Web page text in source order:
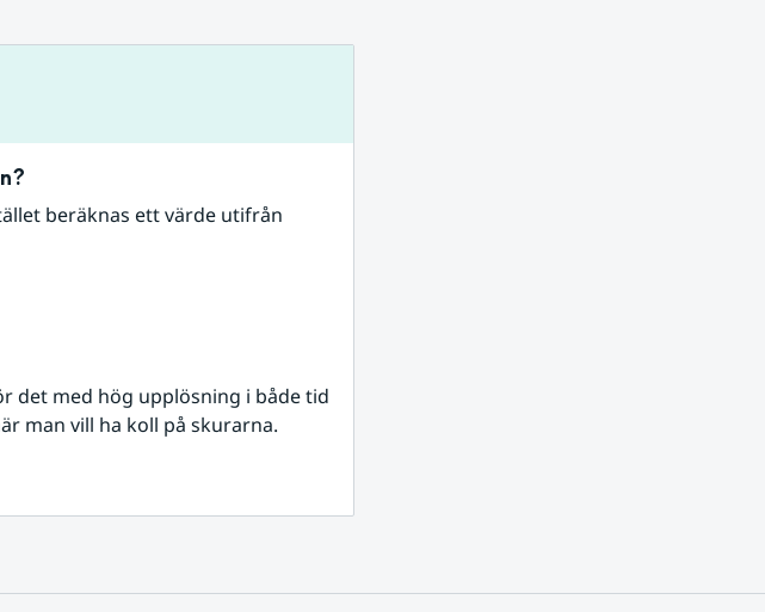
beräknas ett värde utifrån
det med hög upplösning i både tid
man vill ha koll på skurarna.